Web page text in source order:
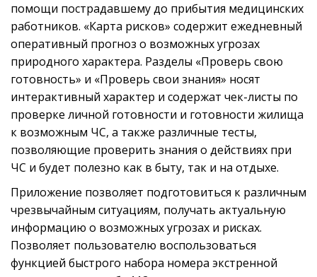
помощи пострадавшему до прибытия медицинских
работников. «Карта рисков» содержит ежедневный
оперативный прогноз о возможных угрозах
природного характера. Разделы «Проверь свою
готовность» и «Проверь свои знания» носят
интерактивный характер и содержат чек-листы по
проверке личной готовности и готовности жилища
к возможным ЧС, а также различные тесты,
позволяющие проверить знания о действиях при
ЧС и будет полезно как в быту, так и на отдыхе.
Приложение позволяет подготовиться к различным
чрезвычайным ситуациям, получать актуальную
информацию о возможных угрозах и рисках.
Позволяет пользователю воспользоваться
функцией быстрого набора номера экстренной